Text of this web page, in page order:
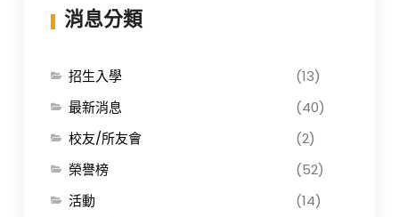
消息分類
招生入學
(13)
最新消息
(40)
校友/所友會
(2)
榮譽榜
(52)
活動
(14)